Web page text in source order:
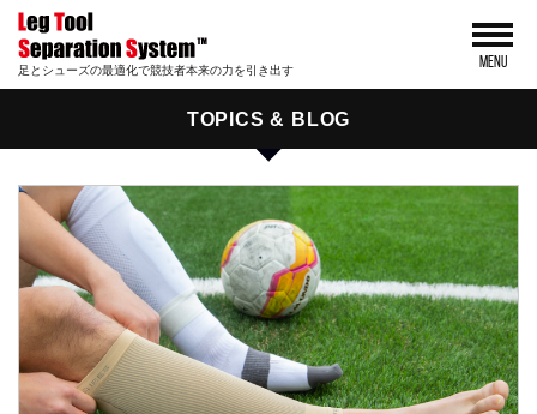
足とシューズの最適化で競技者本来の力を引き出す MENU
TOPICS & BLOG